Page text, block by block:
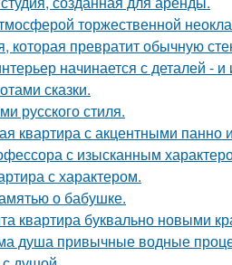
торжественной
которая превратит обычную
начинается с деталей -
сказки.
русского стиля.
квартира с акцентными панно
с изысканным
с характером.
о бабушке.
квартира буквально новыми
душа привычные водные